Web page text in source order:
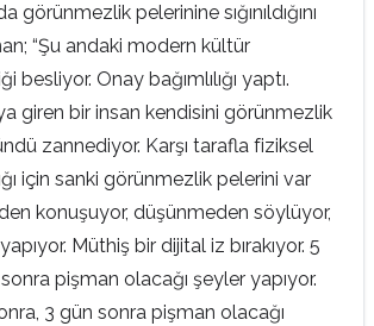
görünmezlik pelerinine sığınıldığını
“Şu andaki modern kültür
besliyor. Onay bağımlılığı yaptı.
giren bir insan kendisini görünmezlik
zannediyor. Karşı tarafla fiziksel
için sanki görünmezlik pelerini var
konuşuyor, düşünmeden söylüyor,
Müthiş bir dijital iz bırakıyor. 5
pişman olacağı şeyler yapıyor.
3 gün sonra pişman olacağı